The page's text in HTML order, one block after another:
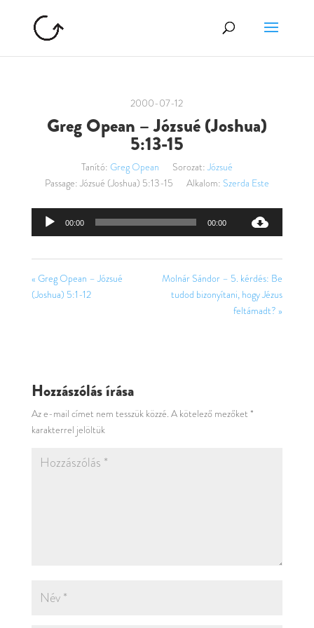
2000-07-12
Greg Opean – Józsué (Joshua)
5:13-15
Tanító: Greg Opean Sorozat:Józsué
Passage: Józsué (Joshua) 5:13-15 Alkalom: Szerda Este
Audió
00:00 00:00
« Greg Opean – Józsué
(Joshua) 5:1-12
Molnár Sándor – 5. kérdés: Be
tudod bizonyítani, hogy Jézus
feltámadt? »
Hozzászólás írása
Az e-mail címet nem tesszük közzé. A kötelező mezőket *
karakterrel jelöltük